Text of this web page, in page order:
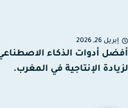
26, 2026
أدوات الذكاء الاصطناعي
الإنتاجية في المغرب.